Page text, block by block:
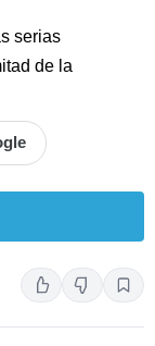
serias
de la